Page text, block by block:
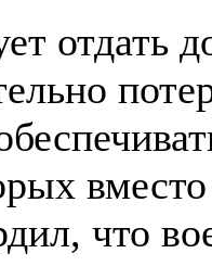
отдать
что